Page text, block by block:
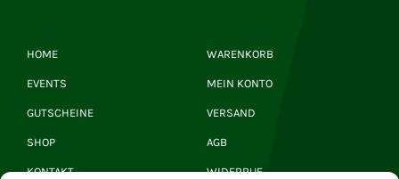
HOME
EVENTS
GUTSCHEINE
SHOP
KONTAKT
WARENKORB
MEIN KONTO
VERSAND
AGB
WIDERRUF